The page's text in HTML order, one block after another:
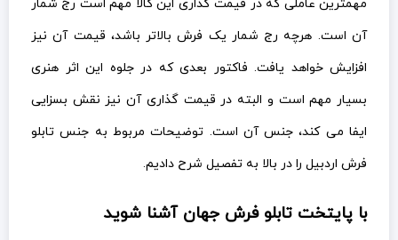
مهمترین عاملی که در قیمت گذاری این کالا مهم است رج شمار
آن است. هرچه رج شمار یک فرش بالاتر باشد، قیمت آن نیز
افزایش خواهد یافت. فاکتور بعدی که در جلوه این اثر هنری
بسیار مهم است و البته در قیمت گذاری آن نیز نقش بسزایی
ایفا می کند، جنس آن است. توضیحات مربوط به جنس تابلو
فرش اردبیل را در بالا به تفصیل شرح دادیم.
با پایتخت تابلو فرش جهان آشنا شوید